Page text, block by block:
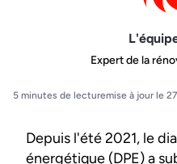
Expert de la
5 minutes de lecturemise à jour le
Depuis l'été 2021, le
énergétique (DPE) a